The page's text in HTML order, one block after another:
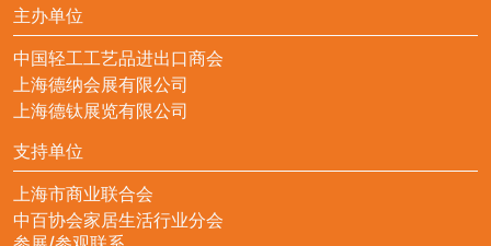
主办单位
中国轻工工艺品进出口商会
上海德纳会展有限公司
上海德钛展览有限公司
支持单位
上海市商业联合会
中百协会家居生活行业分会